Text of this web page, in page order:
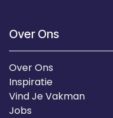
Over Ons
Over Ons
Inspiratie
Vind Je Vakman
Jobs